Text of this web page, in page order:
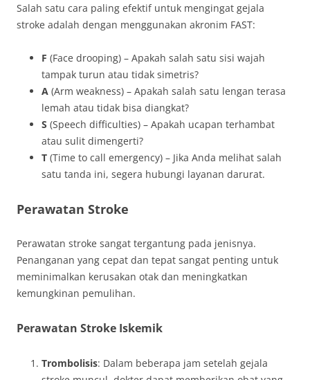
Salah satu cara paling efektif untuk mengingat gejala
stroke adalah dengan menggunakan akronim FAST:
F (Face drooping) – Apakah salah satu sisi wajah
tampak turun atau tidak simetris?
A (Arm weakness) – Apakah salah satu lengan terasa
lemah atau tidak bisa diangkat?
S (Speech difficulties) – Apakah ucapan terhambat
atau sulit dimengerti?
T (Time to call emergency) – Jika Anda melihat salah
satu tanda ini, segera hubungi layanan darurat.
Perawatan Stroke
Perawatan stroke sangat tergantung pada jenisnya.
Penanganan yang cepat dan tepat sangat penting untuk
meminimalkan kerusakan otak dan meningkatkan
kemungkinan pemulihan.
Perawatan Stroke Iskemik
Trombolisis: Dalam beberapa jam setelah gejala